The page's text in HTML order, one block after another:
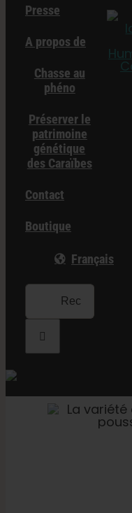
Presse
A propos de
Chasse au
phéno
Préserver le
patrimoine
génétique
des Caraïbes
Contact
Boutique
Français
Recherche
: